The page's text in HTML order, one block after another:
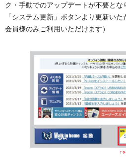
ク・手動でのアップデートが不要と
「システム更新」ボタンより更新い
会員様のみご利用いただけます）